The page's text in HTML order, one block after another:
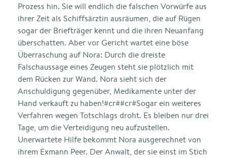
Prozess hin. Sie will endlich die falschen Vorwürfe aus
ihrer Zeit als Schiffsärztin ausräumen, die auf Rügen
sogar der Briefträger kennt und die ihren Neuanfang
überschatten. Aber vor Gericht wartet eine böse
Überraschung auf Nora: Durch die dreiste
Falschaussage eines Zeugen steht sie plötzlich mit
dem Rücken zur Wand. Nora sieht sich der
Anschuldigung gegenüber, Medikamente unter der
Hand verkauft zu haben!#cr##cr#Sogar ein weiteres
Verfahren wegen Totschlags droht. Es bleiben nur drei
Tage, um die Verteidigung neu aufzustellen.
Unerwartete Hilfe bekommt Nora ausgerechnet von
ihrem Exmann Peer. Der Anwalt, der sie einst im Stich